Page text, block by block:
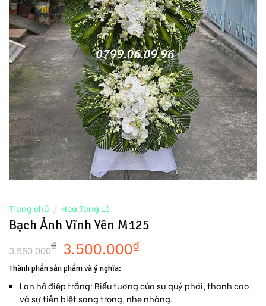
Trang chủ / Hoa Tang Lễ
Bạch Ảnh Vĩnh Yên M125
3.550.000₫ 3.500.000₫
Thành phần sản phẩm và ý nghĩa:
Lan hồ điệp trắng: Biểu tượng của sự quý phái, thanh cao
và sự tiễn biệt sang trọng, nhẹ nhàng.